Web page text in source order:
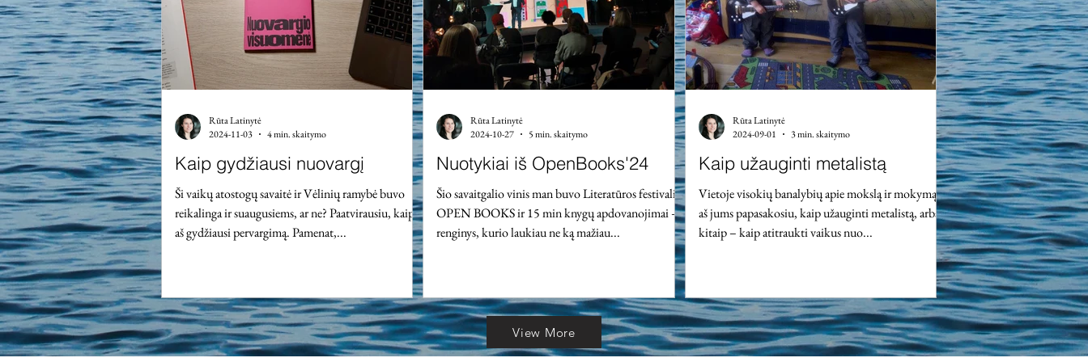
vienišų mamų skaičių. Negana to, vienišumą
motinystėje patir
pagalbos neprieinamumą ir kitus identifikuotus
iššūkius. Žemiau pateik
Kaip gydžiausi nuovargį
Ši vaikų atostogų savaitė ir Vėlinių ramybė buvo
reikalinga ir suaugusiems, ar ne? Paatvirausiu, kaip
aš gydžiausi pervargimą. Pamenat,...
Rūta Latinytė
2024-11-03
4 min. skaitymo
Nuotykiai iš OpenBooks'24
Šio savaitgalio vinis man buvo Literatūros festivalis
OPEN BOOKS ir 15 min knygų apdovanojimai –
renginys, kurio laukiau ne ką mažiau...
Rūta Latinytė
2024-10-27
5 min. skaitymo
Kaip užauginti metalistą
Vietoje visokių banalybių apie mokslą ir mokymąsi
aš jums papasakosiu, kaip užauginti metalistą, arba
kitaip – kaip atitraukti vaikus nuo...
Rūta Latinytė
2024-09-01
3 min. skaitymo
View More